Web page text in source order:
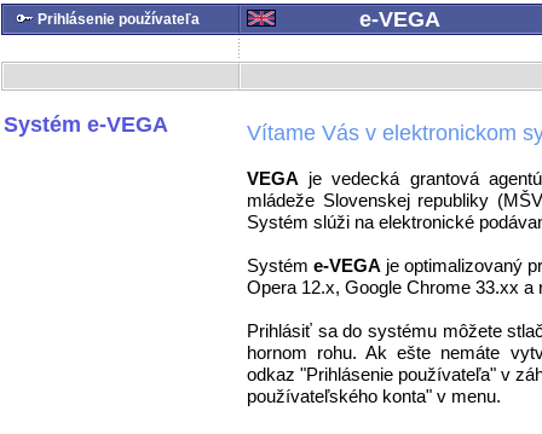
Prihlásenie používateľa e-VEGA
Systém e-VEGA Vítame Vás v elektronickom
VEGA je vedecká grantová
mládeže Slovenskej republiky
Systém slúži na elektronické
Systéme-VEGA je optimalizovaný
Opera 12.x, Google Chrome 33.xx a
Prihlásiť sa do systému môžete
hornom rohu. Ak ešte nemáte
odkaz "Prihlásenie používateľa" v
používateľského konta" v menu.